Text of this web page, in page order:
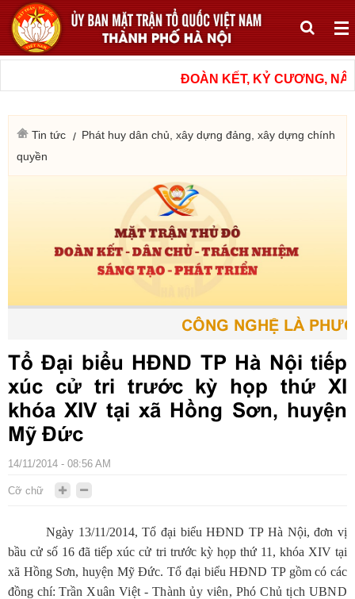
ĐOÀN KẾT, KỶ CƯƠNG,
Tin tức
Phát huy dân chủ, xây dựng đảng, xây dựng chính
quyền
CÔNG NGHỆ LÀ
Tổ Đại biểu HĐND TP Hà Nội tiếp
xúc cử tri trước kỳ họp thứ XI
khóa XIV tại xã Hồng Sơn, huyện
Mỹ Đức
14/11/2014 - 08:56 AM
Cỡ chữ
Ngày 13/11/2014, Tổ đại biểu HĐND TP Hà Nội, đơn vị
bầu cử số 16 đã tiếp xúc cử tri trước kỳ họp thứ 11, khóa XIV tại
xã Hồng Sơn, huyện Mỹ Đức. Tổ đại biểu HĐND TP gồm có các
đồng chí: Trần Xuân Việt - Thành ủy viên, Phó Chủ tịch UBND